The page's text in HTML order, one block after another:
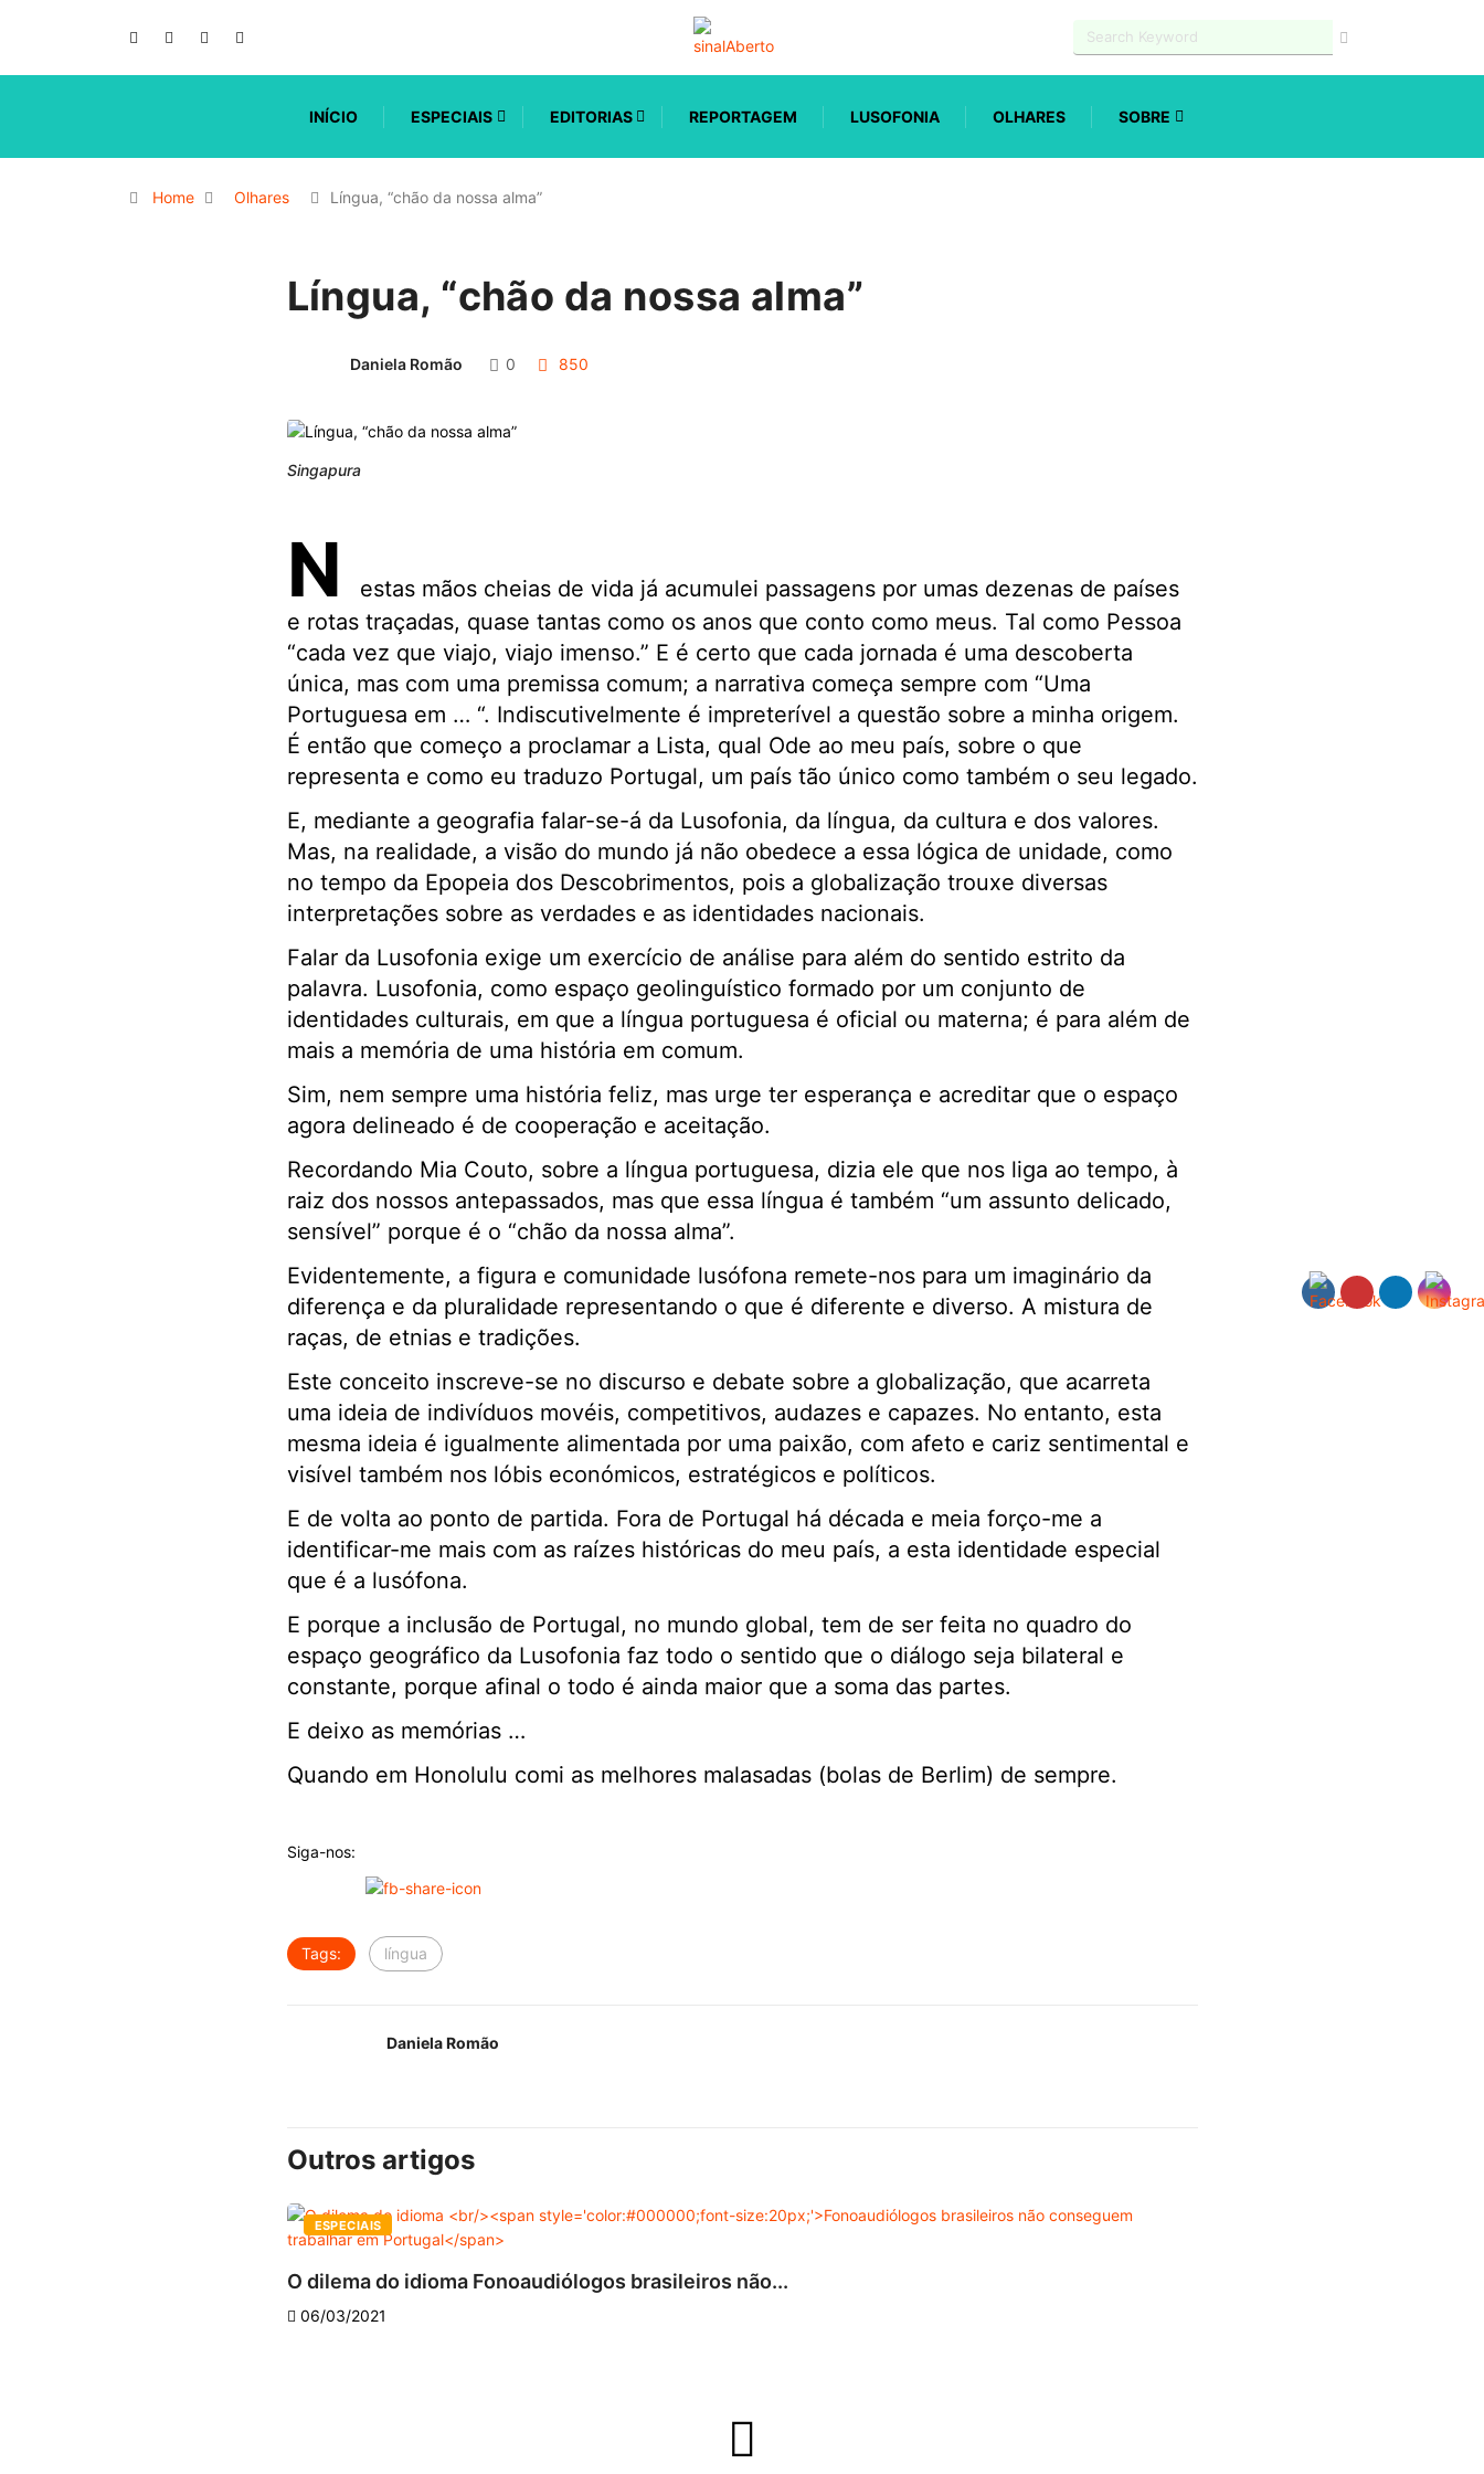
INÍCIO ESPECIAIS EDITORIAS REPORTAGEM LUSOFONIA OLHARES SOBRE
Home Olhares Língua, “chão da nossa alma”
Língua, “chão da nossa alma”
Daniela Romão 0 850
Singapura
N
estas mãos cheias de vida já acumulei passagens por umas dezenas de países
e rotas traçadas, quase tantas como os anos que conto como meus. Tal como Pessoa
“cada vez que viajo, viajo imenso.” E é certo que cada jornada é uma descoberta
única, mas com uma premissa comum; a narrativa começa sempre com “Uma
Portuguesa em … “. Indiscutivelmente é impreterível a questão sobre a minha origem.
É então que começo a proclamar a Lista, qual Ode ao meu país, sobre o que
representa e como eu traduzo Portugal, um país tão único como também o seu legado.
E, mediante a geografia falar-se-á da Lusofonia, da língua, da cultura e dos valores.
Mas, na realidade, a visão do mundo já não obedece a essa lógica de unidade, como
no tempo da Epopeia dos Descobrimentos, pois a globalização trouxe diversas
interpretações sobre as verdades e as identidades nacionais.
Falar da Lusofonia exige um exercício de análise para além do sentido estrito da
palavra. Lusofonia, como espaço geolinguístico formado por um conjunto de
identidades culturais, em que a língua portuguesa é oficial ou materna; é para além de
mais a memória de uma história em comum.
Sim, nem sempre uma história feliz, mas urge ter esperança e acreditar que o espaço
agora delineado é de cooperação e aceitação.
Recordando Mia Couto, sobre a língua portuguesa, dizia ele que nos liga ao tempo, à
raiz dos nossos antepassados, mas que essa língua é também “um assunto delicado,
sensível” porque é o “chão da nossa alma”.
Evidentemente, a figura e comunidade lusófona remete-nos para um imaginário da
diferença e da pluralidade representando o que é diferente e diverso. A mistura de
raças, de etnias e tradições.
Este conceito inscreve-se no discurso e debate sobre a globalização, que acarreta
uma ideia de indivíduos movéis, competitivos, audazes e capazes. No entanto, esta
mesma ideia é igualmente alimentada por uma paixão, com afeto e cariz sentimental e
visível também nos lóbis económicos, estratégicos e políticos.
E de volta ao ponto de partida. Fora de Portugal há década e meia forço-me a
identificar-me mais com as raízes históricas do meu país, a esta identidade especial
que é a lusófona.
E porque a inclusão de Portugal, no mundo global, tem de ser feita no quadro do
espaço geográfico da Lusofonia faz todo o sentido que o diálogo seja bilateral e
constante, porque afinal o todo é ainda maior que a soma das partes.
E deixo as memórias …
Quando em Honolulu comi as melhores malasadas (bolas de Berlim) de sempre.
Siga-nos:
Tags: língua
Daniela Romão
Outros artigos
ESPECIAIS
O dilema do idioma Fonoaudiólogos brasileiros não...
06/03/2021